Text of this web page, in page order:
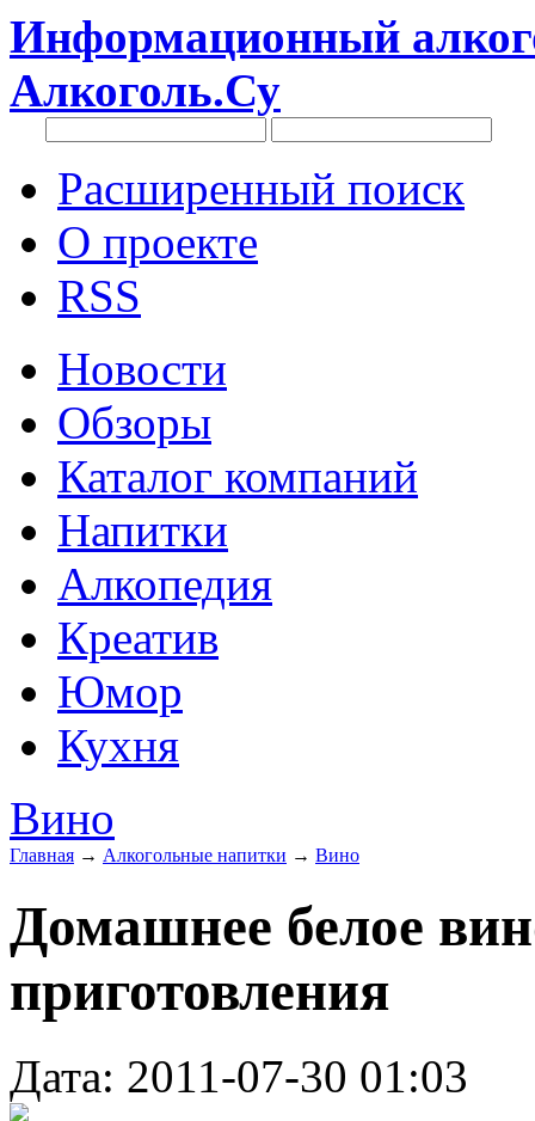
Информационный
Алкоголь.Су
Расширенный поиск
О проекте
RSS
Новости
Обзоры
Каталог компаний
Напитки
Алкопедия
Креатив
Юмор
Кухня
Вино
Главная → Алкогольные напитки → Вино
Домашнее белое
приготовления
Дата: 2011-07-30 01:03